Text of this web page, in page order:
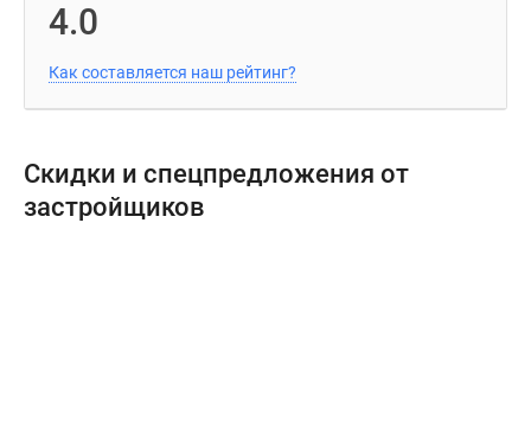
4.0
Как составляется наш рейтинг?
Скидки и спецпредложения от
застройщиков